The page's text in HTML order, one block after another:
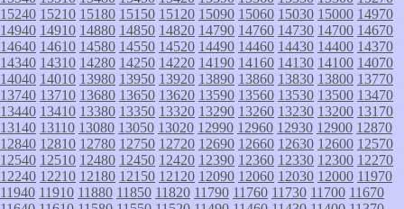
15240 15210 15180 15150 15120 15090 15060 15030 15000 14970
14940 14910 14880 14850 14820 14790 14760 14730 14700 14670
14640 14610 14580 14550 14520 14490 14460 14430 14400 14370
14340 14310 14280 14250 14220 14190 14160 14130 14100 14070
14040 14010 13980 13950 13920 13890 13860 13830 13800 13770
13740 13710 13680 13650 13620 13590 13560 13530 13500 13470
13440 13410 13380 13350 13320 13290 13260 13230 13200 13170
13140 13110 13080 13050 13020 12990 12960 12930 12900 12870
12840 12810 12780 12750 12720 12690 12660 12630 12600 12570
12540 12510 12480 12450 12420 12390 12360 12330 12300 12270
12240 12210 12180 12150 12120 12090 12060 12030 12000 11970
11940 11910 11880 11850 11820 11790 11760 11730 11700 11670